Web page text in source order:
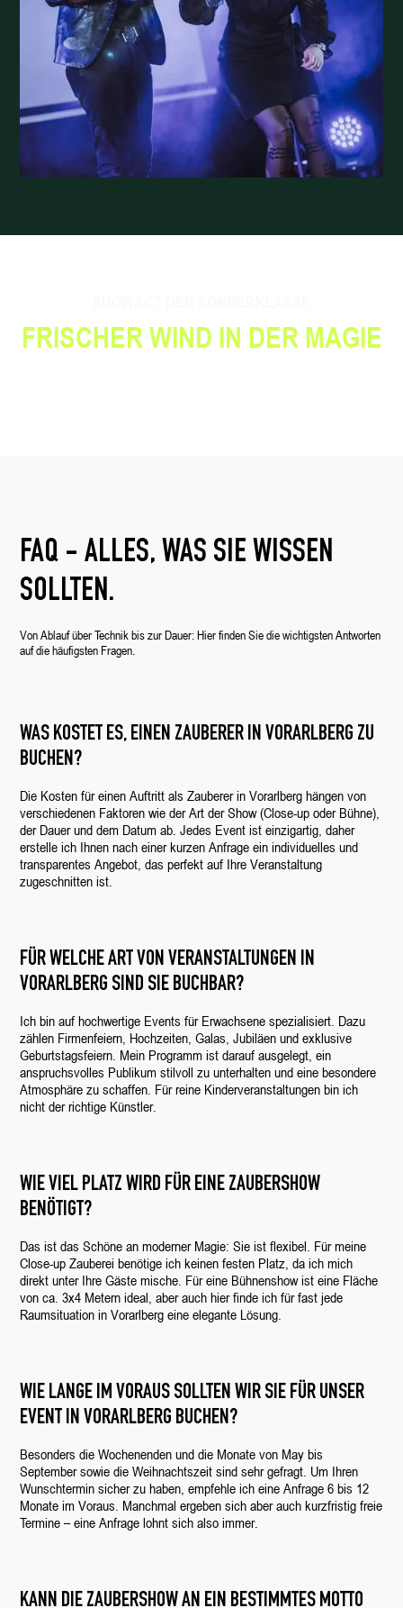
FRISCHER WIND IN DER MAGIE
FAQ - ALLES, WAS SIE WISSEN
SOLLTEN.
Von Ablauf über Technik bis zur Dauer: Hier finden Sie die wichtigsten Antworten
auf die häufigsten Fragen.
WAS KOSTET ES, EINEN ZAUBERER IN VORARLBERG ZU
BUCHEN?
Die Kosten für einen Auftritt als Zauberer in Vorarlberg hängen von
verschiedenen Faktoren wie der Art der Show (Close-up oder Bühne),
der Dauer und dem Datum ab. Jedes Event ist einzigartig, daher
erstelle ich Ihnen nach einer kurzen Anfrage ein individuelles und
transparentes Angebot, das perfekt auf Ihre Veranstaltung
zugeschnitten ist.
FÜR WELCHE ART VON VERANSTALTUNGEN IN
VORARLBERG SIND SIE BUCHBAR?
Ich bin auf hochwertige Events für Erwachsene spezialisiert. Dazu
zählen Firmenfeiern, Hochzeiten, Galas, Jubiläen und exklusive
Geburtstagsfeiern. Mein Programm ist darauf ausgelegt, ein
anspruchsvolles Publikum stilvoll zu unterhalten und eine besondere
Atmosphäre zu schaffen. Für reine Kinderveranstaltungen bin ich
nicht der richtige Künstler.
WIE VIEL PLATZ WIRD FÜR EINE ZAUBERSHOW
BENÖTIGT?
Das ist das Schöne an moderner Magie: Sie ist flexibel. Für meine
Close-up Zauberei benötige ich keinen festen Platz, da ich mich
direkt unter Ihre Gäste mische. Für eine Bühnenshow ist eine Fläche
von ca. 3x4 Metern ideal, aber auch hier finde ich für fast jede
Raumsituation in Vorarlberg eine elegante Lösung.
WIE LANGE IM VORAUS SOLLTEN WIR SIE FÜR UNSER
EVENT IN VORARLBERG BUCHEN?
Besonders die Wochenenden und die Monate von May bis
September sowie die Weihnachtszeit sind sehr gefragt. Um Ihren
Wunschtermin sicher zu haben, empfehle ich eine Anfrage 6 bis 12
Monate im Voraus. Manchmal ergeben sich aber auch kurzfristig freie
Termine – eine Anfrage lohnt sich also immer.
KANN DIE ZAUBERSHOW AN EIN BESTIMMTES MOTTO